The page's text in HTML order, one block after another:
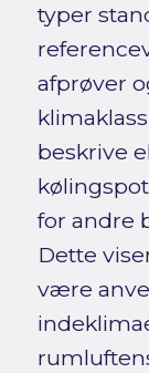
typer
afprøver
beskrive
for andre
Dette
være